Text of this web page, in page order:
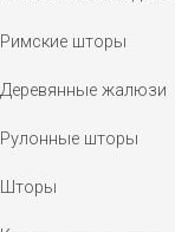
Римские шторы
Деревянные жалюзи
Рулонные шторы
Шторы